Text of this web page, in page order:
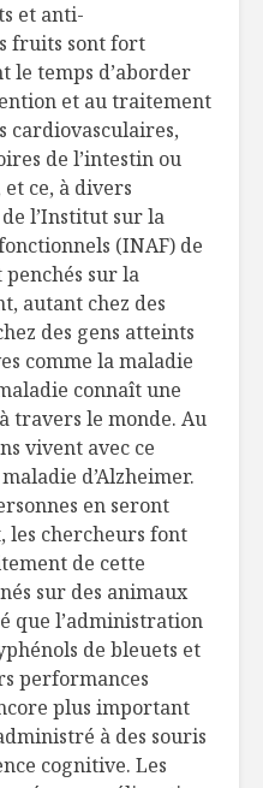
et anti-
fruits sont fort
le temps d’aborder
et au traitement
cardiovasculaires,
de l’intestin ou
ce, à divers
l’Institut sur la
(INAF) de
penchés sur la
autant chez des
des gens atteints
comme la maladie
connaît une
travers le monde. Au
vivent avec ce
d’Alzheimer.
en seront
les chercheurs font
de cette
sur des animaux
que l’administration
de bleuets et
performances
plus important
à des souris
cognitive. Les